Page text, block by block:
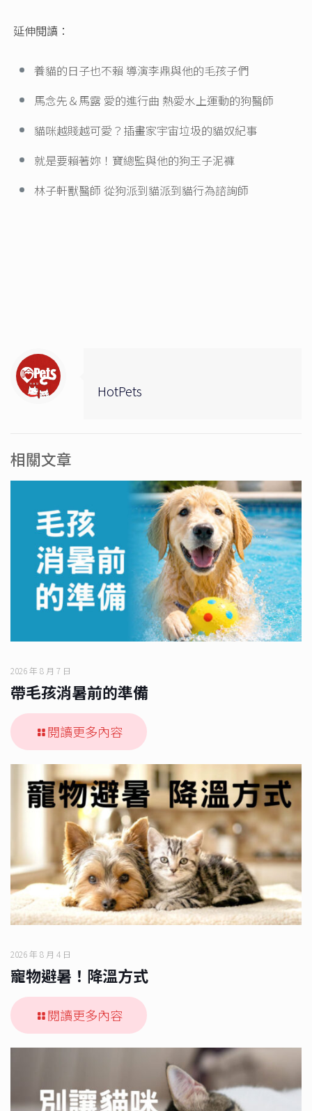
延伸閱讀：
養貓的日子也不賴 導演李鼎與他的毛孩子們
馬念先＆馬露 愛的進行曲 熱愛水上運動的狗醫師
貓咪越賤越可愛？插畫家宇宙垃圾的貓奴紀事
就是要賴著妳！寶總監與他的狗王子泥褲
林子軒獸醫師 從狗派到貓派到貓行為諮詢師
HotPets
相關文章
2026 年 8 月 7 日
帶毛孩消暑前的準備
閱讀更多內容
2026 年 8 月 4 日
寵物避暑！降溫方式
閱讀更多內容